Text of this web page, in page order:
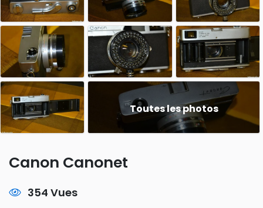
Toutes les photos
Canon Canonet
354 Vues